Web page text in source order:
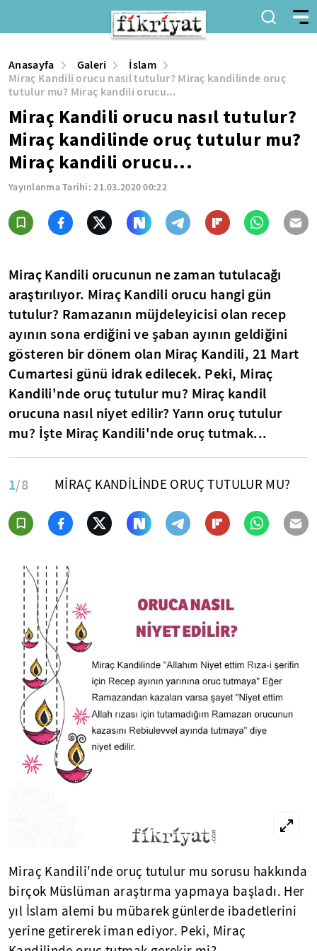
Anasayfa Galeri
İslam
Miraç Kandili orucu nasıl tutulur? Miraç kandilinde oruç
tutulur mu? Miraç kandili orucu...
Miraç Kandili orucu nasıl tutulur?
Miraç kandilinde oruç tutulur mu?
Miraç kandili orucu...
Yayınlanma Tarihi:21.03.2020 00:22
Miraç Kandili orucunun ne zaman tutulacağı
araştırılıyor. Miraç Kandili orucu hangi gün
tutulur? Ramazanın müjdeleyicisi olan recep
ayının sona erdiğini ve şaban ayının geldiğini
gösteren bir dönem olan Miraç Kandili, 21 Mart
Cumartesi günü idrak edilecek. Peki, Miraç
Kandili'nde oruç tutulur mu? Miraç kandil
orucuna nasıl niyet edilir? Yarın oruç tutulur
mu? İşte Miraç Kandili'nde oruç tutmak...
1/8 MİRAÇ KANDİLİNDE ORUÇ TUTULUR MU?
Miraç Kandili'nde oruç tutulur mu sorusu hakkında
birçok Müslüman araştırma yapmaya başladı. Her
yıl İslam alemi bu mübarek günlerde ibadetlerini
yerine getirerek iman ediyor. Peki, Miraç